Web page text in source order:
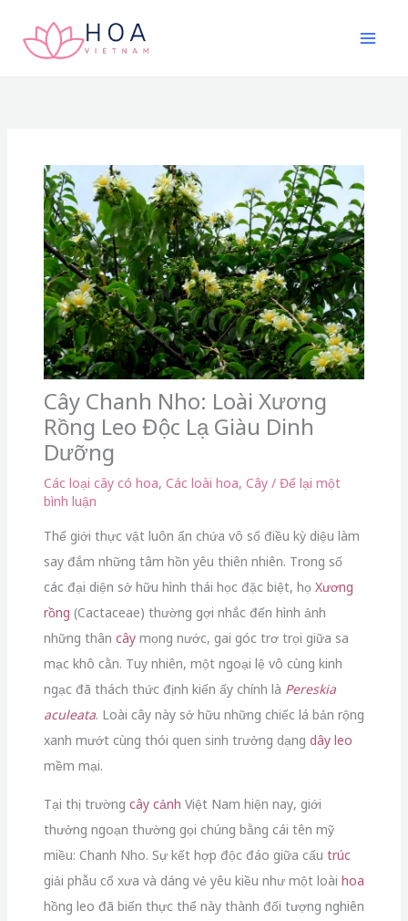
Cây Chanh Nho: Loài Xương
Rồng Leo Độc Lạ Giàu Dinh
Dưỡng
Các loại cây có hoa, Các loài hoa, Cây/ Để lại một
bình luận
Thế giới thực vật luôn ẩn chứa vô số điều kỳ diệu làm
say đắm những tâm hồn yêu thiên nhiên. Trong số
các đại diện sở hữu hình thái học đặc biệt, họ Xương
rồng (Cactaceae) thường gợi nhắc đến hình ảnh
những thân câymọng nước, gai góc trơ trọi giữa sa
mạc khô cằn. Tuy nhiên, một ngoại lệ vô cùng kinh
ngạc đã thách thức định kiến ấy chính là Pereskia
aculeata. Loài cây này sở hữu những chiếc lá bản rộng
xanh mướt cùng thói quen sinh trưởng dạng dây leo
mềm mại.
Tại thị trường cây cảnh Việt Nam hiện nay, giới
thưởng ngoạn thường gọi chúng bằng cái tên mỹ
miều: Chanh Nho. Sự kết hợp độc đáo giữa cấu trúc
giải phẫu cổ xưa và dáng vẻ yêu kiều như một loài hoa
hồng leo đã biến thực thể này thành đối tượng nghiên